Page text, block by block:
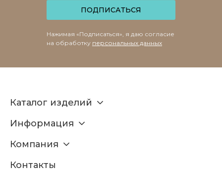
ПОДПИСАТЬСЯ
Нажимая «Подписаться», я даю согласие
на обработку персональных данных
Каталог изделий
Информация
Компания
Контакты